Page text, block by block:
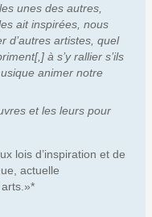
unes des autres,
ait inspirées, nous
d’autres artistes, quel
à s’y rallier s’ils
animer notre
et les leurs pour
lois d’inspiration et de
actuelle